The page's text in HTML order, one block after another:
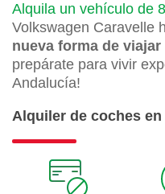
Alquila un vehículo de
Volkswagen Caravelle
nueva forma de viajar
prepárate para vivir
Andalucía!
Alquiler de coches